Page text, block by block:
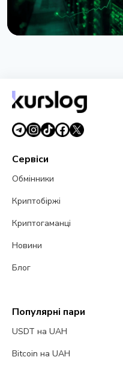
27 липня 2026 р.3 хв читання
Сервіси
Обмінники
Криптобіржі
Криптогаманці
Новини
Блог
Популярні пари
USDT на UAH
Bitcoin на UAH